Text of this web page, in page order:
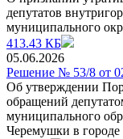
депутатов
муниципального
413.43 КБ
05.06.2026
Решение № 53/8 от
Об утверждении
обращений
муниципального
Черемушки в